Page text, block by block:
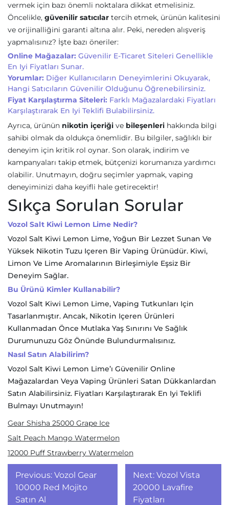
vermek için bazı önemli noktalara dikkat etmelisiniz.
Öncelikle, güvenilir satıcılar tercih etmek, ürünün kalitesini
ve orijinalliğini garanti altına alır. Peki, nereden alışveriş
yapmalısınız? İşte bazı öneriler:
Online Mağazalar: Güvenilir E-Ticaret Siteleri Genellikle
En Iyi Fiyatları Sunar.
Yorumlar: Diğer Kullanıcıların Deneyimlerini Okuyarak,
Hangi Satıcıların Güvenilir Olduğunu Öğrenebilirsiniz.
Fiyat Karşılaştırma Siteleri: Farklı Mağazalardaki Fiyatları
Karşılaştırarak En Iyi Teklifi Bulabilirsiniz.
Ayrıca, ürünün nikotin içeriği ve bileşenleri hakkında bilgi
sahibi olmak da oldukça önemlidir. Bu bilgiler, sağlıklı bir
deneyim için kritik rol oynar. Son olarak, indirim ve
kampanyaları takip etmek, bütçenizi korumanıza yardımcı
olabilir. Unutmayın, doğru seçimler yapmak, vaping
deneyiminizi daha keyifli hale getirecektir!
Sıkça Sorulan Sorular
Vozol Salt Kiwi Lemon Lime Nedir?
Vozol Salt Kiwi Lemon Lime, Yoğun Bir Lezzet Sunan Ve
Yüksek Nikotin Tuzu Içeren Bir Vaping Ürünüdür. Kiwi,
Limon Ve Lime Aromalarının Birleşimiyle Eşsiz Bir
Deneyim Sağlar.
Bu Ürünü Kimler Kullanabilir?
Vozol Salt Kiwi Lemon Lime, Vaping Tutkunları Için
Tasarlanmıştır. Ancak, Nikotin Içeren Ürünleri
Kullanmadan Önce Mutlaka Yaş Sınırını Ve Sağlık
Durumunuzu Göz Önünde Bulundurmalısınız.
Nasıl Satın Alabilirim?
Vozol Salt Kiwi Lemon Lime’ı Güvenilir Online
Mağazalardan Veya Vaping Ürünleri Satan Dükkanlardan
Satın Alabilirsiniz. Fiyatları Karşılaştırarak En Iyi Teklifi
Bulmayı Unutmayın!
Gear Shisha 25000 Grape Ice
Salt Peach Mango Watermelon
12000 Puff Strawberry Watermelon
Yazı
gezinmesi
Previous: Vozol Gear
10000 Red Mojito
Satın Al
Next: Vozol Vista
20000 Lavafire
Fiyatları